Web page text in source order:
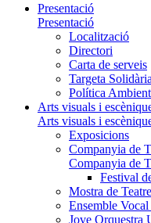
Presentació
Presentació
Localització
Directori
Carta de serveis
Targeta
Política
Arts visuals i
Arts visuals i
Exposicions
Companyia de
Companyia de
Festival
Mostra de
Ensemble
Jove Orquestra